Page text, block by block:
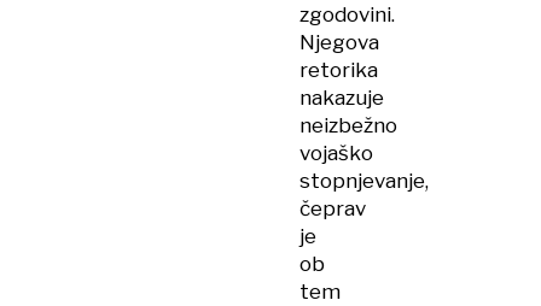
zgodovini.
Njegova
retorika
nakazuje
neizbežno
vojaško
stopnjevanje,
čeprav
je
ob
tem